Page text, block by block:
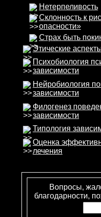
Нетерпеливость
Склонность к
опасности»
Страх быть
Этические
Психобиология
зависимости
Нейробиология
зависимости
Филогенез
зависимости
Типология
Оценка
лечения
Вопросы,
благодарности,